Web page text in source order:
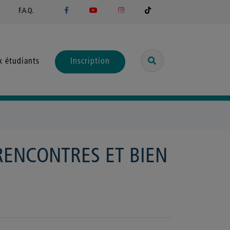
F.A.Q.
étudiants Inscription
ET BIEN